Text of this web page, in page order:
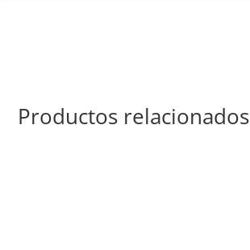
Productos relacionados